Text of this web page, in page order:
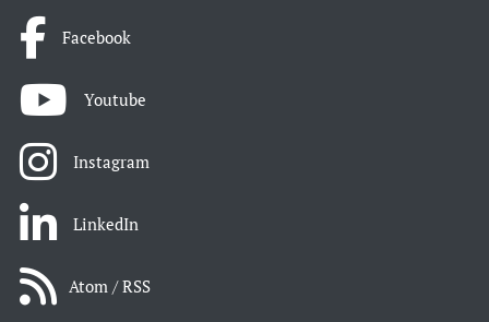
Facebook
Youtube
Instagram
LinkedIn
Atom / RSS